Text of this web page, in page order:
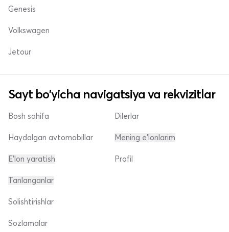
Genesis
Volkswagen
Jetour
Sayt bo'yicha navigatsiya va rekvizitlar
Bosh sahifa
Haydalgan avtomobillar
E'lon yaratish
Dilerlar
Mening e'lonlarim
Profil
Tanlanganlar
Solishtirishlar
Sozlamalar